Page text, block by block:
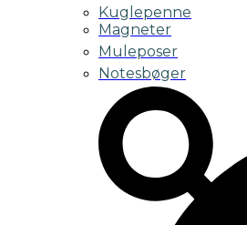
Kuglepenne
Magneter
Muleposer
Notesbøger